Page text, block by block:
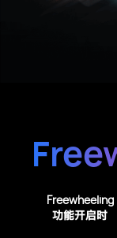
Freewheeling
功能开启时